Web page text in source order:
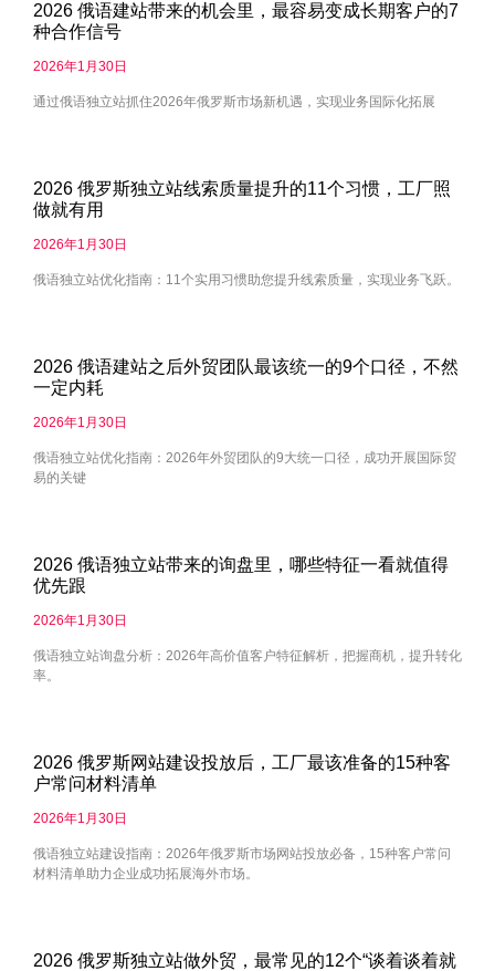
2026 俄语建站带来的机会里，最容易变成长期客户的7
种合作信号
2026年1月30日
通过俄语独立站抓住2026年俄罗斯市场新机遇，实现业务国际化拓展
2026 俄罗斯独立站线索质量提升的11个习惯，工厂照
做就有用
2026年1月30日
俄语独立站优化指南：11个实用习惯助您提升线索质量，实现业务飞跃。
2026 俄语建站之后外贸团队最该统一的9个口径，不然
一定内耗
2026年1月30日
俄语独立站优化指南：2026年外贸团队的9大统一口径，成功开展国际贸
易的关键
2026 俄语独立站带来的询盘里，哪些特征一看就值得
优先跟
2026年1月30日
俄语独立站询盘分析：2026年高价值客户特征解析，把握商机，提升转化
率。
2026 俄罗斯网站建设投放后，工厂最该准备的15种客
户常问材料清单
2026年1月30日
俄语独立站建设指南：2026年俄罗斯市场网站投放必备，15种客户常问
材料清单助力企业成功拓展海外市场。
2026 俄罗斯独立站做外贸，最常见的12个“谈着谈着就